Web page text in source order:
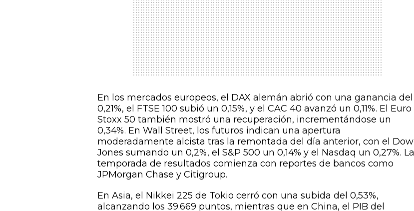
En los mercados europeos, el DAX alemán abrió con una ganancia del
0,21%, el FTSE 100 subió un 0,15%, y el CAC 40 avanzó un 0,11%. El Euro
Stoxx 50 también mostró una recuperación, incrementándose un
0,34%. En Wall Street, los futuros indican una apertura
moderadamente alcista tras la remontada del día anterior, con el Dow
Jones sumando un 0,2%, el S&P 500 un 0,14% y el Nasdaq un 0,27%. La
temporada de resultados comienza con reportes de bancos como
JPMorgan Chase y Citigroup.
En Asia, el Nikkei 225 de Tokio cerró con una subida del 0,53%,
alcanzando los 39.669 puntos, mientras que en China, el PIB del